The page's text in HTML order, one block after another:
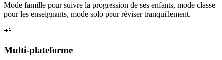
Mode famille pour suivre la progression de ses enfants, mode classe
pour les enseignants, mode solo pour réviser tranquillement.
📲
Multi-plateforme